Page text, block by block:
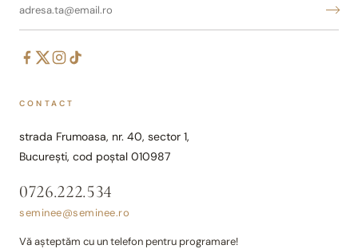
CONTACT
strada Frumoasa, nr. 40, sector 1,
București, cod poștal 010987
0726.222.534
seminee@seminee.ro
Vă așteptăm cu un telefon pentru programare!